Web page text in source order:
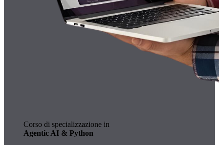
Corso di specializzazione in
Agentic AI & Python